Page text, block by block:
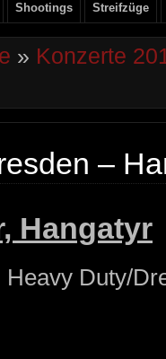
Shootings Streifzüge
» Konzerte
–
Hangatyr
Duty/